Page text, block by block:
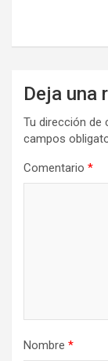
Deja una
Tu dirección de
campos
Comentario *
Nombre *